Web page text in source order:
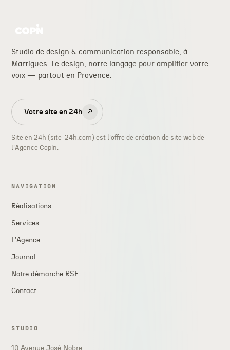
Studio de design & communication responsable, à
Martigues. Le design, notre langage pour amplifier votre
voix — partout en Provence.
Votre site en 24h ↗
Site en 24h (site-24h.com) est l'offre de création de site web de
l'Agence Copin.
NAVIGATION
Réalisations
Services
L'Agence
Journal
Notre démarche RSE
Contact
STUDIO
10 Avenue José Nobre